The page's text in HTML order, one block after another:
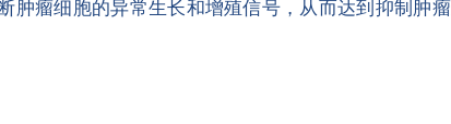
瘤细胞的异常生长和增殖信号，从而达到抑制肿